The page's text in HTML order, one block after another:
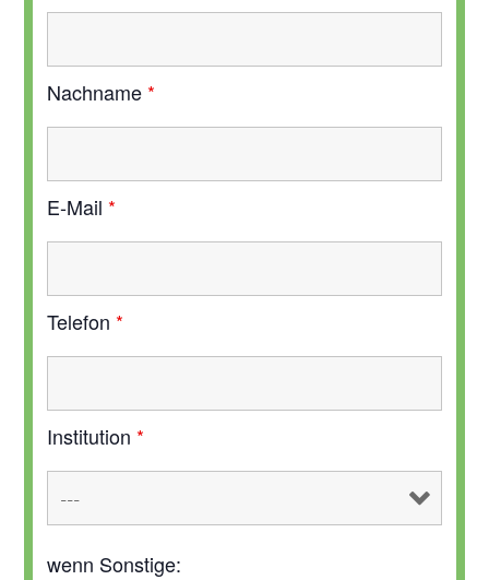
Nachname *
E-Mail *
Telefon *
Institution *
wenn Sonstige: